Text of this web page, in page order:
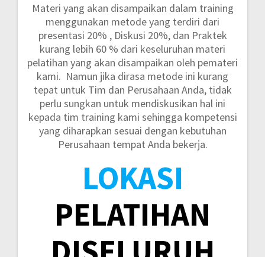
Materi yang akan disampaikan dalam training
menggunakan metode yang terdiri dari
presentasi 20% , Diskusi 20%, dan Praktek
kurang lebih 60 % dari keseluruhan materi
pelatihan yang akan disampaikan oleh pemateri
kami. Namun jika dirasa metode ini kurang
tepat untuk Tim dan Perusahaan Anda, tidak
perlu sungkan untuk mendiskusikan hal ini
kepada tim training kami sehingga kompetensi
yang diharapkan sesuai dengan kebutuhan
Perusahaan tempat Anda bekerja.
LOKASI
PELATIHAN